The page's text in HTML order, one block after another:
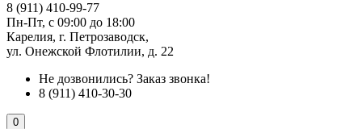
8 (911) 410-99-77
Пн-Пт, с 09:00 до 18:00
Карелия, г. Петрозаводск,
ул. Онежской Флотилии, д. 22
Не дозвонились? Заказ звонка!
8 (911) 410-30-30
0